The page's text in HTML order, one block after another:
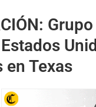
en Texas